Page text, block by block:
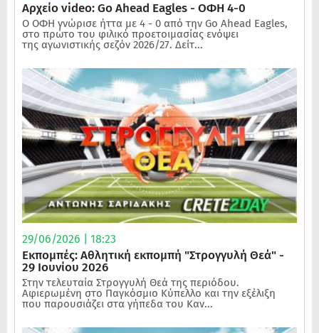
Αρχείο video: Go Ahead Eagles - ΟΦΗ 4-0
Ο ΟΦΗ γνώρισε ήττα με 4 - 0 από την Go Ahead Eagles,
στο πρώτο του φιλικό προετοιμασίας ενόψει
της αγωνιστικής σεζόν 2026/27. Δείτ...
29/06/2026 | 18:23
Εκπομπές: Αθλητική εκπομπή "Στρογγυλή Θεά" -
29 Ιουνίου 2026
Στην τελευταία Στρογγυλή Θεά της περιόδου.
Αφιερωμένη στο Παγκόσμιο Κύπελλο και την εξέλιξη
που παρουσιάζει στα γήπεδα του Καν...